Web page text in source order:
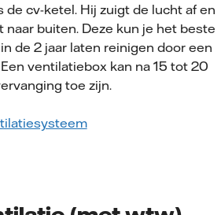
de cv-ketel. Hij zuigt de lucht af en
naar buiten. Deze kun je het beste
de 2 jaar laten reinigen door een
ventilatiebox kan na 15 tot 20
toe zijn.